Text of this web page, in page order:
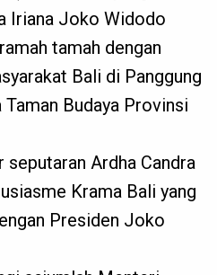
Iriana Joko Widodo
tamah dengan
Bali di Panggung
Budaya Provinsi
seputaran Ardha Candra
Krama Bali yang
Presiden Joko